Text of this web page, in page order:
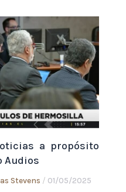
a propósito
Audios
Stevens / 01/05/2025